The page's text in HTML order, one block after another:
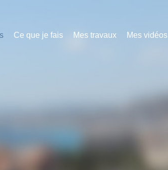
Ce que je fais Mes travaux Mes vidéos